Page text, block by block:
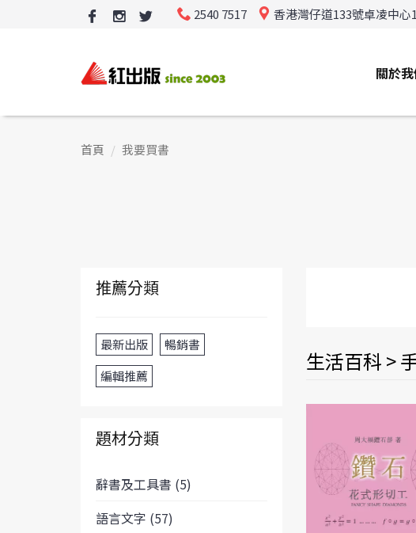
2540 7517 香港灣仔道133號卓凌中心
關於
首頁 我要買書
推薦分類
最新出版
暢銷書
編輯推薦
題材分類
辭書及工具書 (5)
語言文字 (57)
生活百科 >